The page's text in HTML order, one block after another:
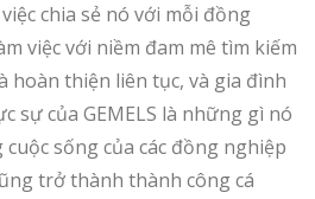
chia sẻ nó với mỗi đồng
việc với niềm đam mê tìm kiếm
hoàn thiện liên tục, và gia đình
sự của GEMELS là những gì nó
sống của các đồng nghiệp
trở thành thành công cá